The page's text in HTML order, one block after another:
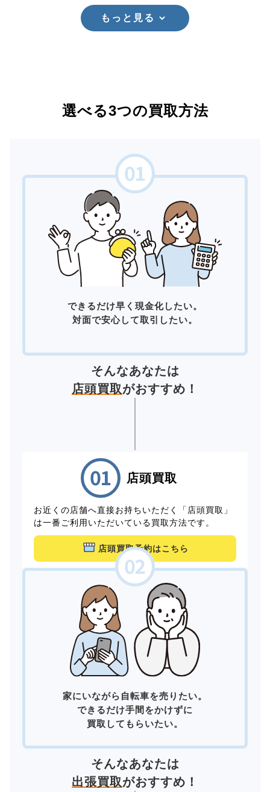
もっと見る
選べる3つの買取方法
できるだけ早く現金化したい。
対面で安心して取引したい。
そんなあなたは
店頭買取がおすすめ！
店頭買取
お近くの店舗へ直接お持ちいただく「店頭買取」
は一番ご利用いただいている買取方法です。
店頭買取予約はこちら
家にいながら自転車を売りたい。
できるだけ手間をかけずに
買取してもらいたい。
そんなあなたは
出張買取がおすすめ！